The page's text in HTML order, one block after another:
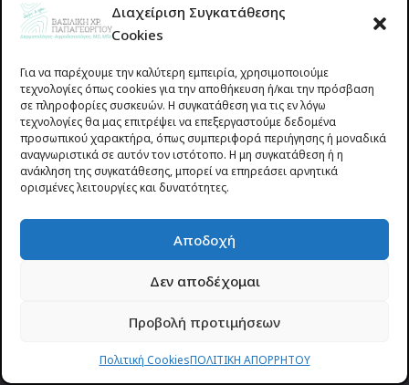
Διαχείριση Συγκατάθεσης
Cookies
Για να παρέχουμε την καλύτερη εμπειρία, χρησιμοποιούμε
τεχνολογίες όπως cookies για την αποθήκευση ή/και την πρόσβαση
σε πληροφορίες συσκευών. Η συγκατάθεση για τις εν λόγω
τεχνολογίες θα μας επιτρέψει να επεξεργαστούμε δεδομένα
προσωπικού χαρακτήρα, όπως συμπεριφορά περιήγησης ή μοναδικά
αναγνωριστικά σε αυτόν τον ιστότοπο. Η μη συγκατάθεση ή η
ανάκληση της συγκατάθεσης, μπορεί να επηρεάσει αρνητικά
ορισμένες λειτουργίες και δυνατότητες.
Αποδοχή
Δεν αποδέχομαι
Προβολή προτιμήσεων
Πολιτική CookiesΠΟΛΙΤΙΚΗ ΑΠΟΡΡΗΤΟΥ
ΟΛΕΣ ΟΙ ΥΠΗΡΕΣΙΕΣ
Που Βρισκόμαστε